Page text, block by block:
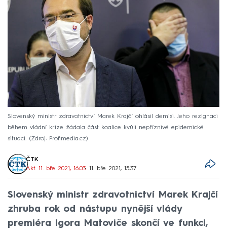
Slovenský ministr zdravotnictví Marek Krajčí ohlásil demisi. Jeho rezignaci
během vládní krize žádala část koalice kvůli nepříznivé epidemické
situaci.
Zdroj: Profimedia.cz
ČTK
Akt. 11. bře 2021, 16:03• 11. bře 2021, 15:37
Slovenský ministr zdravotnictví Marek Krajčí
zhruba rok od nástupu nynější vlády
premiéra Igora Matoviče skončí ve funkci,